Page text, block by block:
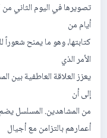
أیام من
كتابتھا، وھو ما یمنح
الأمر الذي
یعزز العلاقة العاطفیة
إلى أن
أعمارھم بالتزامن مع أجیال